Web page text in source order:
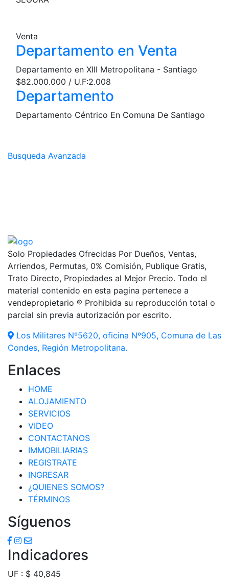
Venta
Departamento en Venta
Departamento en XIII Metropolitana - Santiago
$82.000.000 / U.F:2.008
Departamento
Departamento Céntrico En Comuna De Santiago
Busqueda Avanzada
Solo Propiedades Ofrecidas Por Dueños, Ventas,
Arriendos, Permutas, 0% Comisión, Publique Gratis,
Trato Directo, Propiedades al Mejor Precio. Todo el
material contenido en esta pagina pertenece a
vendepropietario ® Prohibida su reproducción total o
parcial sin previa autorización por escrito.
Los Militares Nº5620, oficina Nº905, Comuna de Las
Condes, Región Metropolitana.
Enlaces
HOME
ALOJAMIENTO
SERVICIOS
VIDEO
CONTACTANOS
IMMOBILIARIAS
REGISTRATE
INGRESAR
¿QUIENES SOMOS?
TÉRMINOS
Síguenos
Indicadores
UF : $ 40,845